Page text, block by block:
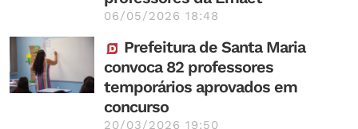
06/05/2026 18:48
Prefeitura de Santa Maria
convoca 82 professores
temporários aprovados em
concurso
20/03/2026 19:50